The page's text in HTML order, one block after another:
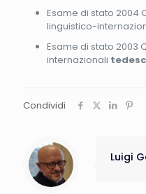
Esame di stato 2004
linguistico-
Esame di stato 2003
internazionali
Condividi
Luigi